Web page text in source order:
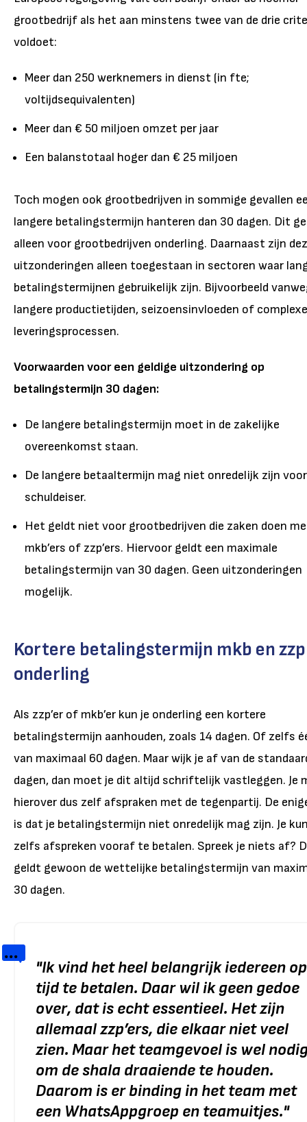
grootbedrijf als het aan minstens twee van de drie
voldoet:
Meer dan 250 werknemers in dienst (in fte;
voltijdsequivalenten)
Meer dan € 50 miljoen omzet per jaar
Een balanstotaal hoger dan € 25 miljoen
Toch mogen ook grootbedrijven in sommige gevallen
langere betalingstermijn hanteren dan 30 dagen. Dit
alleen voor grootbedrijven onderling. Daarnaast zijn
uitzonderingen alleen toegestaan in sectoren waar
betalingstermijnen gebruikelijk zijn. Bijvoorbeeld
langere productietijden, seizoensinvloeden of complexe
leveringsprocessen.
Voorwaarden voor een geldige uitzondering op
betalingstermijn 30 dagen:
De langere betalingstermijn moet in de zakelijke
overeenkomst staan.
De langere betaaltermijn mag niet onredelijk zijn
schuldeiser.
Het geldt niet voor grootbedrijven die zaken doen
mkb’ers of zzp’ers. Hiervoor geldt een maximale
betalingstermijn van 30 dagen. Geen uitzonderingen
mogelijk.
Kortere betalingstermijn mkb en zzp
onderling
Als zzp’er of mkb’er kun je onderling een kortere
betalingstermijn aanhouden, zoals 14 dagen. Of zelfs
van maximaal 60 dagen. Maar wijk je af van de
dagen, dan moet je dit altijd schriftelijk vastleggen. Je
hierover dus zelf afspraken met de tegenpartij. De
is dat je betalingstermijn niet onredelijk mag zijn. Je
zelfs afspreken vooraf te betalen. Spreek je niets af?
geldt gewoon de wettelijke betalingstermijn van
30 dagen.
"Ik vind het heel belangrijk iedereen op
tijd te betalen. Daar wil ik geen gedoe
over, dat is echt essentieel. Het zijn
allemaal zzp’ers, die elkaar niet veel
zien. Maar het teamgevoel is wel
om de shala draaiende te houden.
Daarom is er binding in het team met
een WhatsAppgroep en teamuitjes."